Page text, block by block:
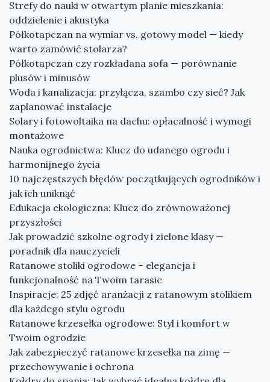
Strefy do nauki w otwartym planie mieszkania:
oddzielenie i akustyka
Półkotapczan na wymiar vs. gotowy model — kiedy
warto zamówić stolarza?
Półkotapczan czy rozkładana sofa — porównanie
plusów i minusów
Woda i kanalizacja: przyłącza, szambo czy sieć? Jak
zaplanować instalacje
Solary i fotowoltaika na dachu: opłacalność i wymogi
montażowe
Nauka ogrodnictwa: Klucz do udanego ogrodu i
harmonijnego życia
10 najczęstszych błędów początkujących ogrodników i
jak ich uniknąć
Edukacja ekologiczna: Klucz do zrównoważonej
przyszłości
Jak prowadzić szkolne ogrody i zielone klasy —
poradnik dla nauczycieli
Ratanowe stoliki ogrodowe – elegancja i
funkcjonalność na Twoim tarasie
Inspiracje: 25 zdjęć aranżacji z ratanowym stolikiem
dla każdego stylu ogrodu
Ratanowe krzesełka ogrodowe: Styl i komfort w
Twoim ogrodzie
Jak zabezpieczyć ratanowe krzesełka na zimę —
przechowywanie i ochrona